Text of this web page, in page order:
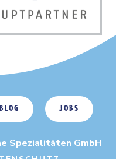
Blog Jobs
Spezialitäten GmbH